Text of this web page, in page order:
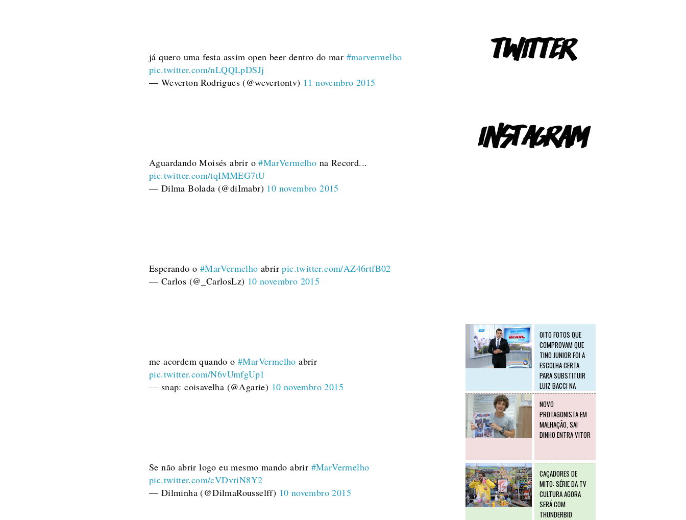
já quero uma festa assim open beer dentro do mar #marvermelho
pic.twitter.com/nLQQLpDSJj
— Weverton Rodrigues (@wevertontv) 11 novembro 2015
Aguardando Moisés abrir o#MarVermelho na Record...
pic.twitter.com/tqIMMEG7tU
— Dilma Bolada (@diImabr) 10 novembro 2015
Esperando o #MarVermelho abrirpic.twitter.com/AZ46rtfB02
— Carlos (@_CarlosLz) 10 novembro 2015
me acordem quando o #MarVermelho abrir
pic.twitter.com/N6vUmfgUp1
— snap: coisavelha (@Agarie) 10 novembro 2015
Se não abrir logo eu mesmo mando abrir #MarVermelho
pic.twitter.com/cVDvriN8Y2
— Dilminha (@DilmaRousselff) 10 novembro 2015
OITO FOTOS QUE
COMPROVAM QUE
TINO JUNIOR FOI A
ESCOLHA CERTA
PARA SUBSTITUIR
LUIZ BACCI NA
RECORD
NOVO
PROTAGONISTA EM
MALHAÇÃO, SAI
DINHO ENTRA VITOR
CAÇADORES DE
MITO: SÉRIE DA TV
CULTURA AGORA
SERÁ COM
THUNDERBID